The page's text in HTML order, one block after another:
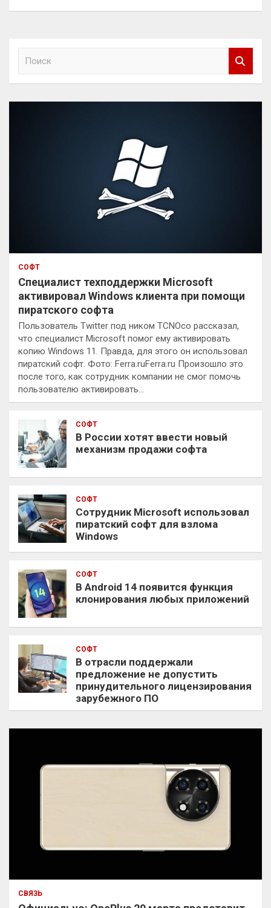
к
СОФТ
Специалист техподдержки Microsoft
активировал Windows клиента при помощи
пиратского софта
Пользователь Twitter под ником TCNOco рассказал,
что специалист Microsoft помог ему активировать
копию Windows 11. Правда, для этого он использовал
пиратский софт. Фото: Ferra.ruFerra.ru Произошло это
после того, как сотрудник компании не смог помочь
пользователю активировать…
СОФТ
В России хотят ввести новый
механизм продажи софта
СОФТ
Сотрудник Microsoft использовал
пиратский софт для взлома
Windows
СОФТ
В Android 14 появится функция
клонирования любых приложений
СОФТ
В отрасли поддержали
предложение не допустить
принудительного лицензирования
зарубежного ПО
СВЯЗЬ